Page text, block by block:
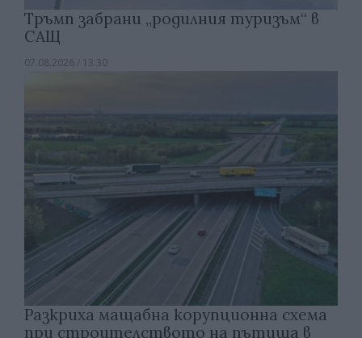
Тръмп забрани „родилния туризъм“ в
САЩ
07.08.2026 / 13:30
Разкриха мащабна корупционна схема
при строителството на пътища в